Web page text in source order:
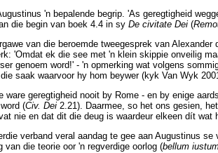
'n bepalende begrip. 'As geregtigheid
die begin van boek 4.4 in sy De civitate Dei (
van die beroemde tweegesprek van
'Omdat ek die see met 'n klein skippie onveilig
genoem word!' - 'n opmerking wat volgens
saak waarvoor hy hom beywer (kyk Van Wyk
ware geregtigheid nooit by Rome - en by enige
(Civ. Dei 2.21). Daarmee, so het ons gesien,
nie en dat dit die deug is waardeur elkeen dít wat
verband veral aandag te gee aan Augustinus
van die teorie oor 'n regverdige oorlog (bellum